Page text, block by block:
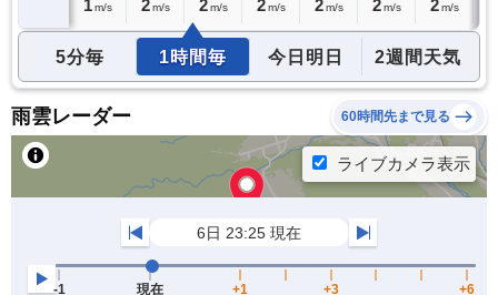
1 m/s 2 m/s 2 m/s 2 m/s 2 m/s 2 m/s 2 m/s
5分毎 1時間毎 今日明日 2週間天気
雨雲レーダー 60時間先まで見る